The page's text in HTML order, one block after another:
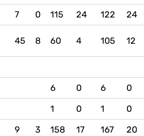
7 0 115 24 122 24
45 8 60 4 105 12
6 0 6
0
1 0 1
0
9 3 158 17 167
20